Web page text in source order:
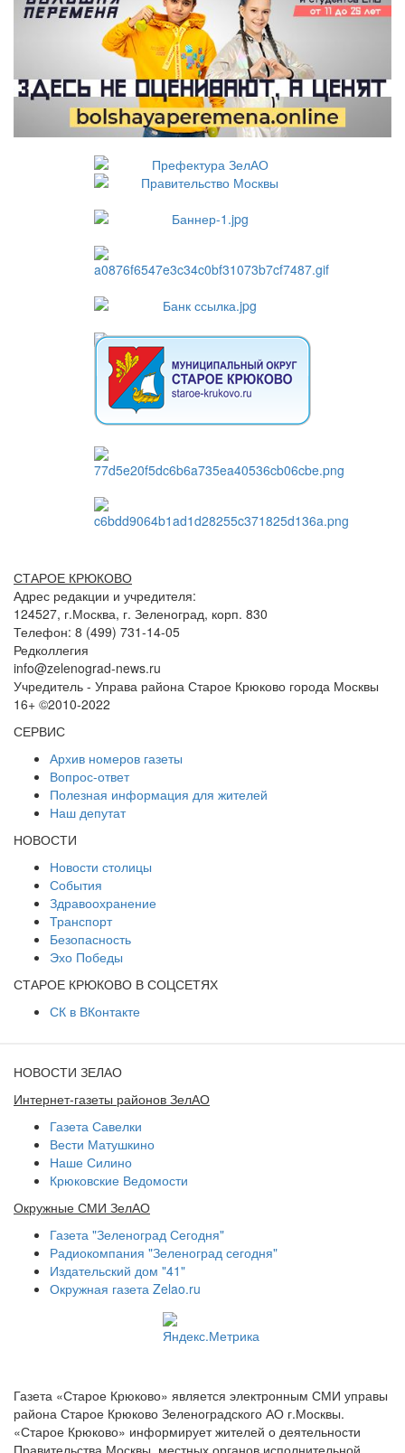
СТАРОЕ КРЮКОВО
Адрес редакции и учредителя:
124527, г.Москва, г. Зеленоград, корп. 830
Телефон: 8 (499) 731-14-05
Редколлегия
info@zelenograd-news.ru
Учредитель - Управа района Старое Крюково города Москвы
16+ ©2010-2022
СЕРВИС
Архив номеров газеты
Вопрос-ответ
Полезная информация для жителей
Наш депутат
НОВОСТИ
Новости столицы
События
Здравоохранение
Транспорт
Безопасность
Эхо Победы
СТАРОЕ КРЮКОВО В СОЦСЕТЯХ
СК в ВКонтакте
НОВОСТИ ЗЕЛАО
Интернет-газеты районов ЗелАО
Газета Савелки
Вести Матушкино
Наше Силино
Крюковские Ведомости
Окружные СМИ ЗелАО
Газета "Зеленоград Сегодня"
Радиокомпания "Зеленоград сегодня"
Издательский дом "41"
Окружная газета Zelao.ru
Газета «Старое Крюково» является электронным СМИ управы
района Старое Крюково Зеленоградского АО г.Москвы.
«Старое Крюково» информирует жителей о деятельности
Правительства Москвы, местных органов исполнительной